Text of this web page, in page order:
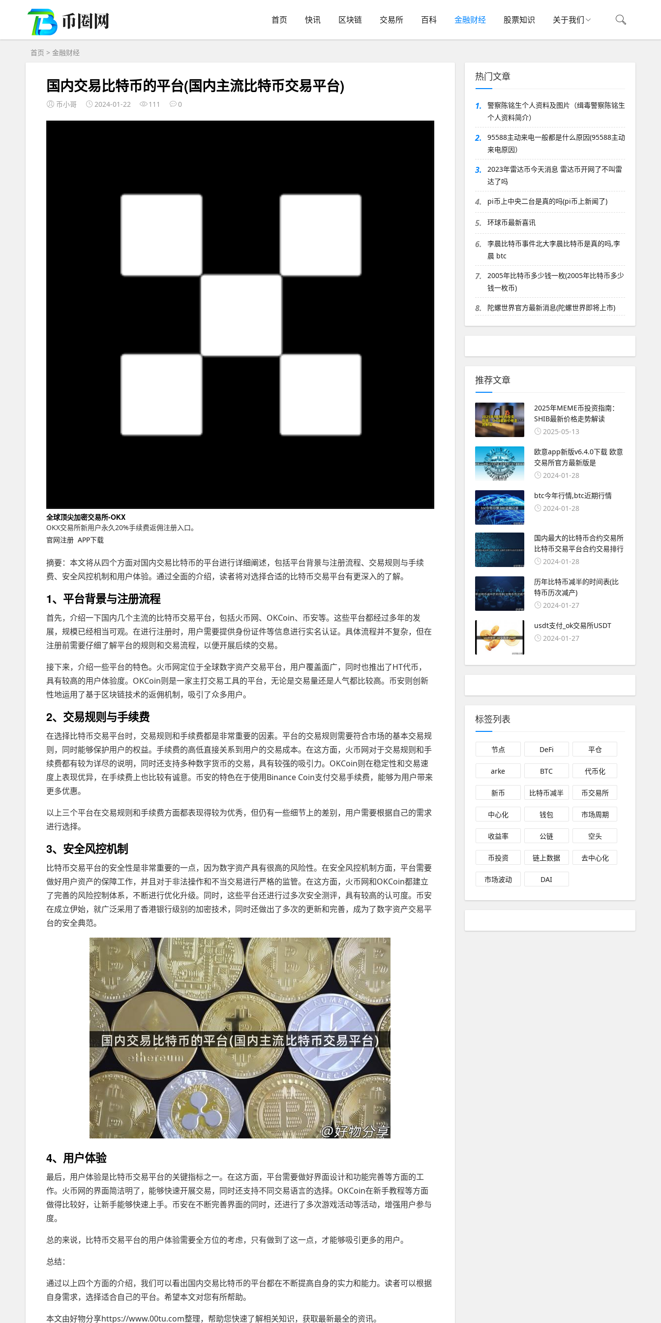
首页 快讯 区块链 交易所 百科 金融财经 股票知识 关于我们
首页 > 金融财经
国内交易比特币的平台(国内主流比特币交易平台)
币小哥 2024-01-22 111 0
全球顶尖加密交易所-OKX
OKX交易所新用户永久20%手续费返佣注册入口。
官网注册 APP下载
摘要：本文将从四个方面对国内交易比特币的平台进行详细阐述，包括平台背景与注册流程、交易规则与手续
费、安全风控机制和用户体验。通过全面的介绍，读者将对选择合适的比特币交易平台有更深入的了解。
1、平台背景与注册流程
首先，介绍一下国内几个主流的比特币交易平台，包括火币网、OKCoin、币安等。这些平台都经过多年的发
展，规模已经相当可观。在进行注册时，用户需要提供身份证件等信息进行实名认证。具体流程并不复杂，但在
注册前需要仔细了解平台的规则和交易流程，以便开展后续的交易。
接下来，介绍一些平台的特色。火币网定位于全球数字资产交易平台，用户覆盖面广，同时也推出了HT代币，
具有较高的用户体验度。OKCoin则是一家主打交易工具的平台，无论是交易量还是人气都比较高。币安则创新
性地运用了基于区块链技术的返佣机制，吸引了众多用户。
2、交易规则与手续费
在选择比特币交易平台时，交易规则和手续费都是非常重要的因素。平台的交易规则需要符合市场的基本交易规
则，同时能够保护用户的权益。手续费的高低直接关系到用户的交易成本。在这方面，火币网对于交易规则和手
续费都有较为详尽的说明，同时还支持多种数字货币的交易，具有较强的吸引力。OKCoin则在稳定性和交易速
度上表现优异，在手续费上也比较有诚意。币安的特色在于使用Binance Coin支付交易手续费，能够为用户带来
更多优惠。
以上三个平台在交易规则和手续费方面都表现得较为优秀，但仍有一些细节上的差别，用户需要根据自己的需求
进行选择。
3、安全风控机制
比特币交易平台的安全性是非常重要的一点，因为数字资产具有很高的风险性。在安全风控机制方面，平台需要
做好用户资产的保障工作，并且对于非法操作和不当交易进行严格的监管。在这方面，火币网和OKCoin都建立
了完善的风险控制体系，不断进行优化升级。同时，这些平台还进行过多次安全测评，具有较高的认可度。币安
在成立伊始，就广泛采用了香港银行级别的加密技术，同时还做出了多次的更新和完善，成为了数字资产交易平
台的安全典范。
4、用户体验
最后，用户体验是比特币交易平台的关键指标之一。在这方面，平台需要做好界面设计和功能完善等方面的工
作。火币网的界面简洁明了，能够快速开展交易，同时还支持不同交易语言的选择。OKCoin在新手教程等方面
做得比较好，让新手能够快速上手。币安在不断完善界面的同时，还进行了多次游戏活动等活动，增强用户参与
度。
总的来说，比特币交易平台的用户体验需要全方位的考虑，只有做到了这一点，才能够吸引更多的用户。
总结：
通过以上四个方面的介绍，我们可以看出国内交易比特币的平台都在不断提高自身的实力和能力。读者可以根据
自身需求，选择适合自己的平台。希望本文对您有所帮助。
本文由好物分享https://www.00tu.com整理，帮助您快速了解相关知识，获取最新最全的资讯。
热门文章
1.
警察陈铭生个人资料及图片（缉毒警察陈铭生
个人资料简介）
2.
95588主动来电一般都是什么原因(95588主动
来电原因）
3.
2023年雷达币今天消息 雷达币开网了不叫雷
达了吗
4. pi币上中央二台是真的吗(pi币上新闻了)
5. 环球币最新喜讯
6.
李晨比特币事件北大李晨比特币是真的吗,李
晨 btc
7.
2005年比特币多少钱一枚(2005年比特币多少
钱一枚币)
8. 陀螺世界官方最新消息(陀螺世界即将上市)
推荐文章
2025年MEME币投资指南：
SHIB最新价格走势解读
2025-05-13
欧意app新版v6.4.0下载 欧意
交易所官方最新版是
2024-01-28
btc今年行情,btc近期行情
2024-01-28
国内最大的比特币合约交易所
比特币交易平台合约交易排行
2024-01-28
历年比特币减半的时间表(比
特币历次减产)
2024-01-27
usdt支付_ok交易所USDT
2024-01-27
标签列表
节点 DeFi 平仓
arke BTC 代币化
新币 比特币减半 币交易所
中心化 钱包 市场周期
收益率 公链 空头
币投资 链上数据 去中心化
市场波动 DAI